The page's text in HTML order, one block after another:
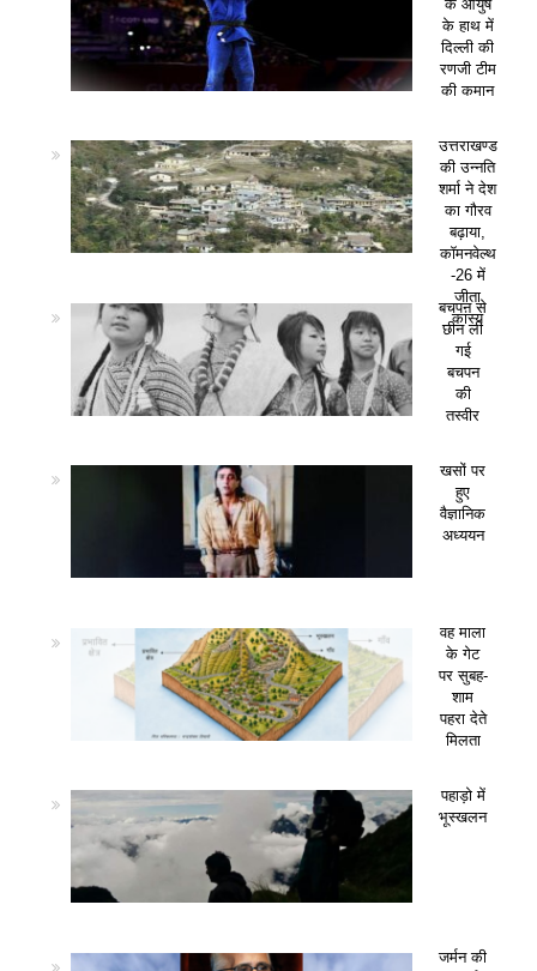
के आयुष
के हाथ में
दिल्ली की
रणजी टीम
की कमान
उत्तराखण्ड
की उन्नति
शर्मा ने देश
का गौरव
बढ़ाया,
कॉमनवेल्थ
-26 में
जीता
कांस्य
बचपन से
छीन ली
गई
बचपन
की
तस्वीर
खसों पर
हुए
वैज्ञानिक
अध्ययन
वह माला
के गेट
पर सुबह-
शाम
पहरा देते
मिलता
पहाड़ो में
भूस्खलन
जर्मन की